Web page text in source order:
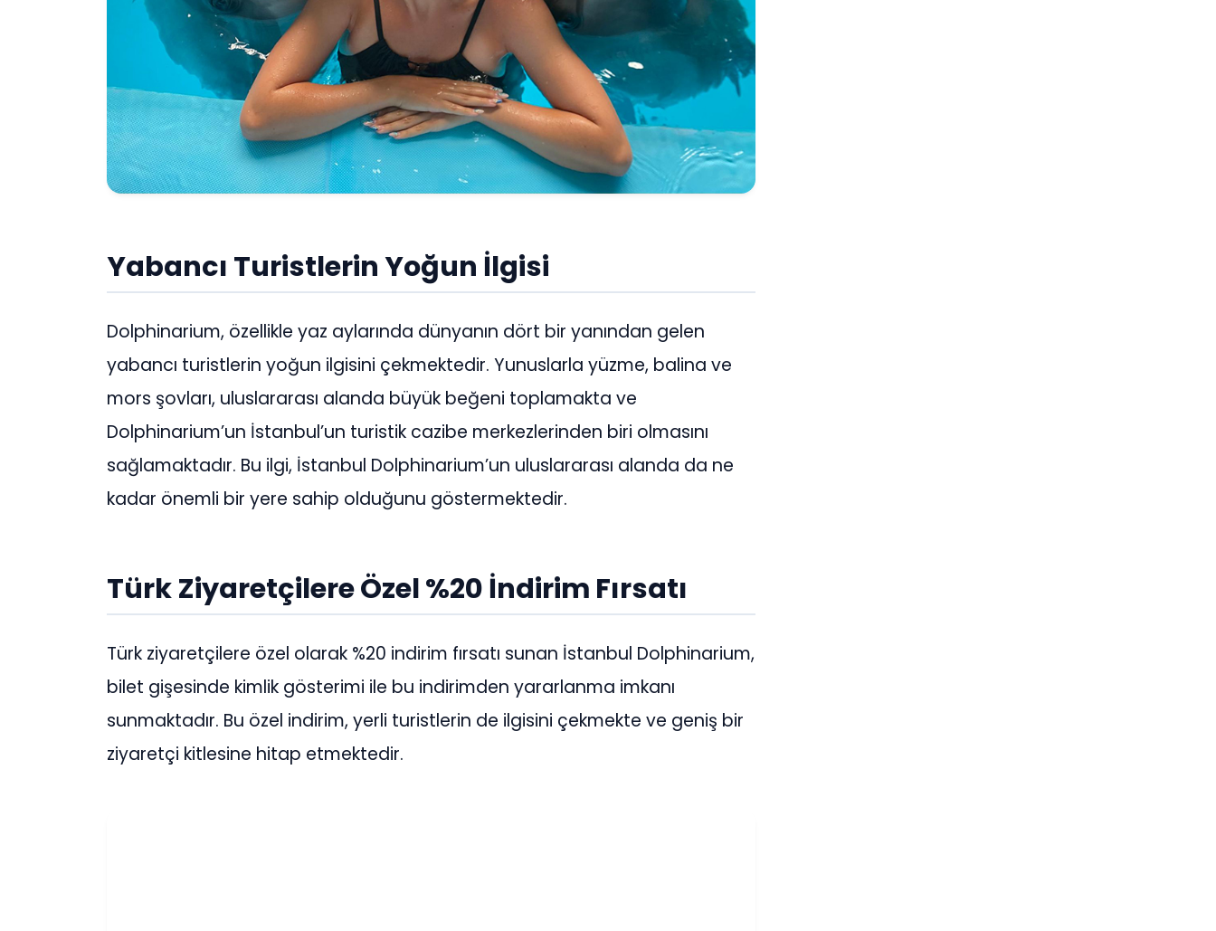
Yabancı Turistlerin Yoğun İlgisi
Dolphinarium, özellikle yaz aylarında dünyanın dört bir yanından gelen
yabancı turistlerin yoğun ilgisini çekmektedir. Yunuslarla yüzme, balina ve
mors şovları, uluslararası alanda büyük beğeni toplamakta ve
Dolphinarium’un İstanbul’un turistik cazibe merkezlerinden biri olmasını
sağlamaktadır. Bu ilgi, İstanbul Dolphinarium’un uluslararası alanda da ne
kadar önemli bir yere sahip olduğunu göstermektedir.
Türk Ziyaretçilere Özel %20 İndirim Fırsatı
Türk ziyaretçilere özel olarak %20 indirim fırsatı sunan İstanbul Dolphinarium,
bilet gişesinde kimlik gösterimi ile bu indirimden yararlanma imkanı
sunmaktadır. Bu özel indirim, yerli turistlerin de ilgisini çekmekte ve geniş bir
ziyaretçi kitlesine hitap etmektedir.